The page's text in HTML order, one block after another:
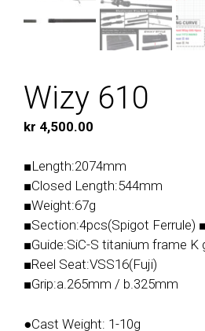
Wizy 610
kr 4,500.00
■Length:2074mm
■Closed Length:544mm
■Weight:67g
■Section:4pcs(Spigot Ferrule)
■Guide:SiC-S titanium frame K
■Reel Seat:VSS16(Fuji)
■Grip:a.265mm / b.325mm
●Cast Weight: 1-10g